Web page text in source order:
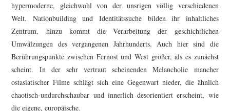
hypermoderne, gleichwohl von der unsrigen völlig verschiedenen
Welt. Nationbuilding und Identitätssuche bilden ihr inhaltliches
Zentrum, hinzu kommt die Verarbeitung der geschichtlichen
Umwälzungen des vergangenen Jahrhunderts. Auch hier sind die
Berührungspunkte zwischen Fernost und West größer, als es zunächst
scheint. In der sehr vertraut scheinenden Melancholie mancher
ostasiatischer Filme schlägt sich eine Gegenwart nieder, die ähnlich
chaotisch-undurchschaubar und innerlich desorientiert erscheint, wie
die eigene, europäische.